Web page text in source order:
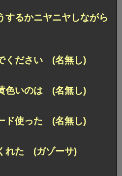
するかニヤニヤしながら
ください (名無し)
色いのは (名無し)
ド使った (名無し)
れた (ガゾーサ)